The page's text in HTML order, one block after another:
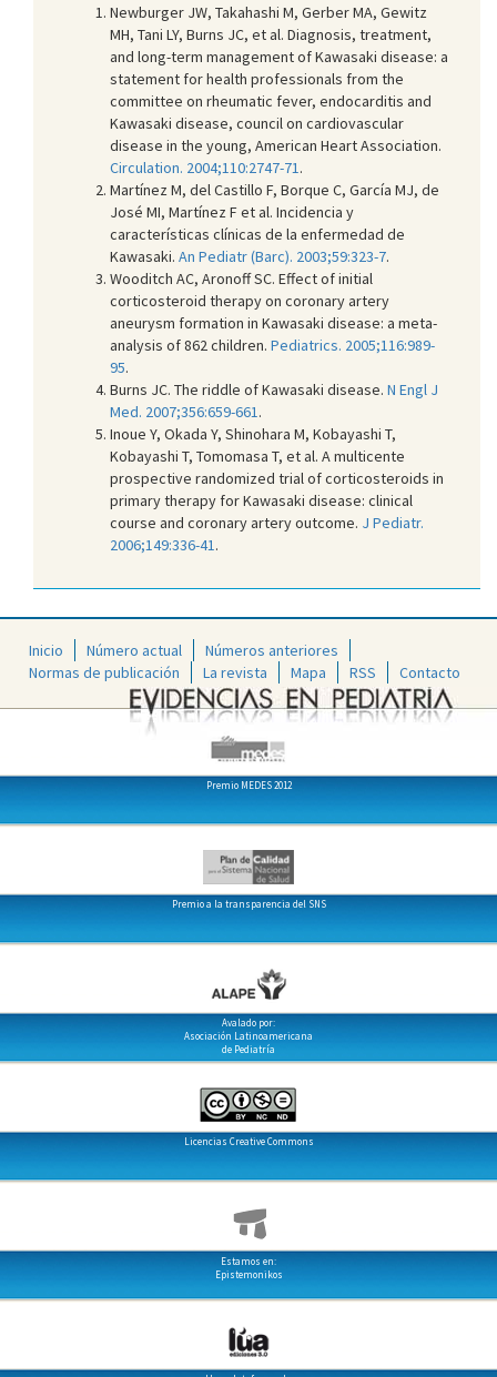
Newburger JW, Takahashi M, Gerber MA, Gewitz
MH, Tani LY, Burns JC, et al. Diagnosis, treatment,
and long-term management of Kawasaki disease: a
statement for health professionals from the
committee on rheumatic fever, endocarditis and
Kawasaki disease, council on cardiovascular
disease in the young, American Heart Association.
Circulation. 2004;110:2747-71 .
Martínez M, del Castillo F, Borque C, García MJ, de
José MI, Martínez F et al. Incidencia y
características clínicas de la enfermedad de
Kawasaki. An Pediatr (Barc). 2003;59:323-7.
Wooditch AC, Aronoff SC. Effect of initial
corticosteroid therapy on coronary artery
aneurysm formation in Kawasaki disease: a meta-
analysis of 862 children. Pediatrics. 2005;116:989-
95.
Burns JC. The riddle of Kawasaki disease. N Engl J
Med. 2007;356:659-661 .
Inoue Y, Okada Y, Shinohara M, Kobayashi T,
Kobayashi T, Tomomasa T, et al. A multicente
prospective randomized trial of corticosteroids in
primary therapy for Kawasaki disease: clinical
course and coronary artery outcome. J Pediatr.
2006;149:336-41 .
Inicio Número actual
Números anteriores
Normas de publicación
La revista Mapa RSS Contacto
Premio MEDES 2012
Premio a la transparencia del SNS
Avalado por:
Asociación Latinoamericana
de Pediatría
Licencias Creative Commons
Estamos en:
Epistemonikos